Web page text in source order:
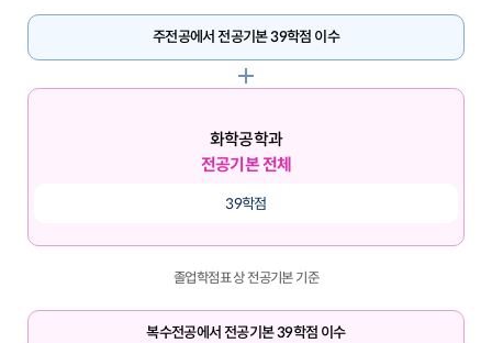
주전공에서 전공기본 39학점 이수
화학공학과
전공기본 전체
39학점
졸업학점표 상 전공기본 기준
복수전공에서 전공기본 39학점 이수